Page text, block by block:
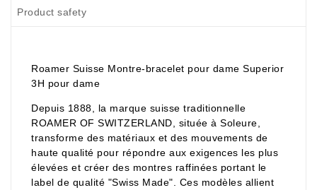
Product safety
Roamer Suisse Montre-bracelet pour dame Superior
3H pour dame
Depuis 1888, la marque suisse traditionnelle
ROAMER OF SWITZERLAND, située à Soleure,
transforme des matériaux et des mouvements de
haute qualité pour répondre aux exigences les plus
élevées et créer des montres raffinées portant le
label de qualité "Swiss Made". Ces modèles allient